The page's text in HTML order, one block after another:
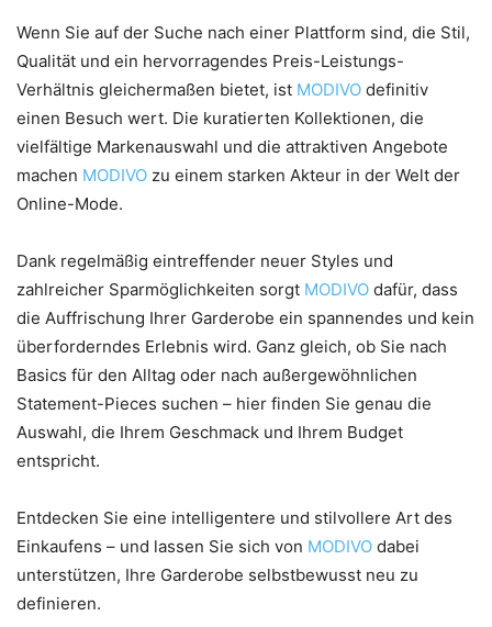
Wenn Sie auf der Suche nach einer Plattform sind, die Stil,
Qualität und ein hervorragendes Preis-Leistungs-
Verhältnis gleichermaßen bietet, ist MODIVO definitiv
einen Besuch wert. Die kuratierten Kollektionen, die
vielfältige Markenauswahl und die attraktiven Angebote
machen MODIVO zu einem starken Akteur in der Welt der
Online-Mode.
Dank regelmäßig eintreffender neuer Styles und
zahlreicher Sparmöglichkeiten sorgt MODIVO dafür, dass
die Auffrischung Ihrer Garderobe ein spannendes und kein
überforderndes Erlebnis wird. Ganz gleich, ob Sie nach
Basics für den Alltag oder nach außergewöhnlichen
Statement-Pieces suchen – hier finden Sie genau die
Auswahl, die Ihrem Geschmack und Ihrem Budget
entspricht.
Entdecken Sie eine intelligentere und stilvollere Art des
Einkaufens – und lassen Sie sich von MODIVO dabei
unterstützen, Ihre Garderobe selbstbewusst neu zu
definieren.